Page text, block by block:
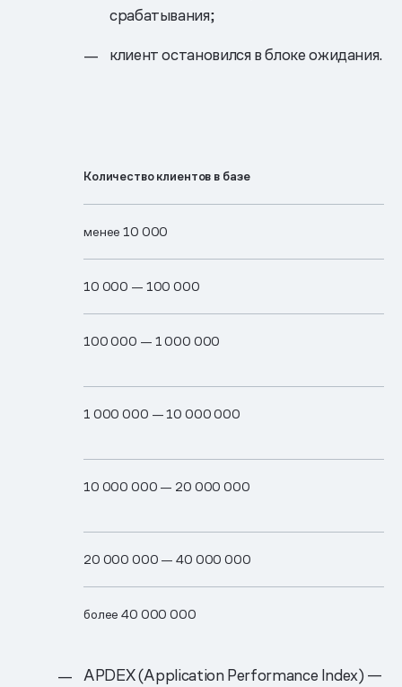
срабатывания;
клиент остановился в блоке ожидания.
Количество клиентов в базе
менее 10 000
10 0​00 —​ 100 0​00
100 0​00 —​ 1 00​0 00​0
1 0​00 00​0 —​ 10 000 0​00
10 00​0 00​0 —​ 20 00​0 00​0
20 00​0 00​0 —​ 40 00​0 000​
более 40 00​0 0​00
APDEX (Application Performance Index) —